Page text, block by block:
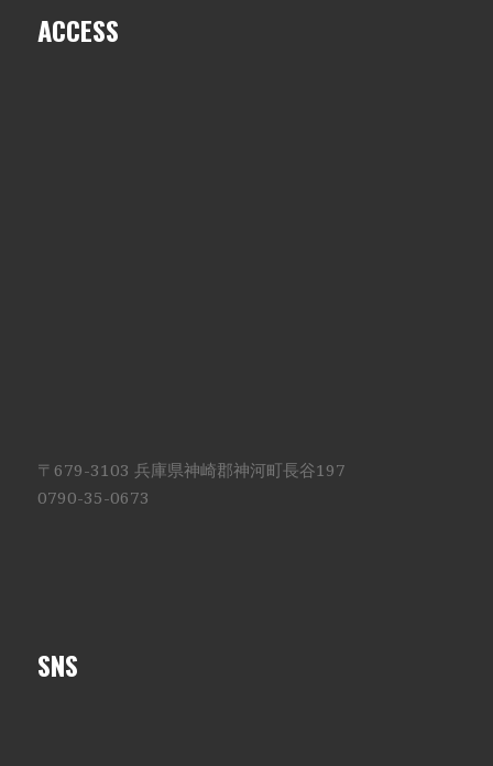
ACCESS
〒679-3103 兵庫県神崎郡神河町長谷197
0790-35-0673
SNS